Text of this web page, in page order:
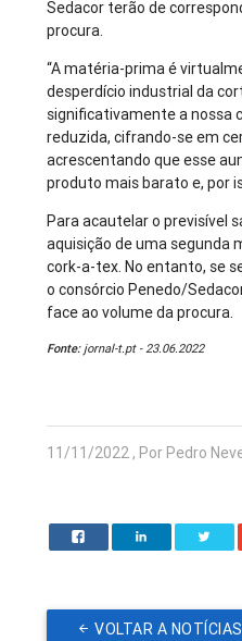
Sedacor terão de
procura.
“A matéria-prima é
desperdício industrial da
significativamente a nossa
reduzida, cifrando-se em
acrescentando que esse
produto mais barato e, por
Para acautelar o previsível
aquisição de uma segunda
cork-a-tex. No entanto, se
o consórcio Penedo/
face ao volume da procura.
Fonte: jornal-t.pt - 23.06.2022
11/11/2022 , Por Pedro
VOLTAR A NOTÍCIAS